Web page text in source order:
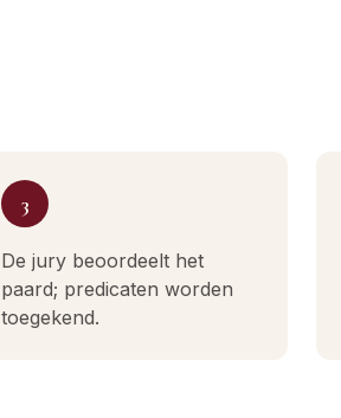
3
De jury beoordeelt het
paard; predicaten worden
toegekend.